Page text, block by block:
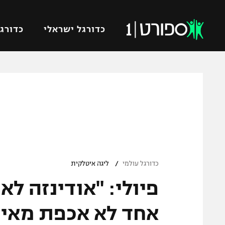
כדורגל ישראלי
ברחבה
"מעל הליגה" – פודקאסט
"מחצית בשכונה" – פודקאסט
מכבי
בית"ר
כדורגל עולמי / ליגה איטלקית
פיולי: "אודינזה
אחד לא אכפת